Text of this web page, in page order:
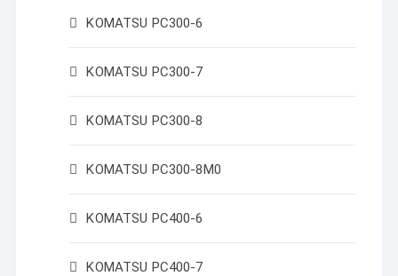
KOMATSU PC300-6
KOMATSU PC300-7
KOMATSU PC300-8
KOMATSU PC300-8M0
KOMATSU PC400-6
KOMATSU PC400-7